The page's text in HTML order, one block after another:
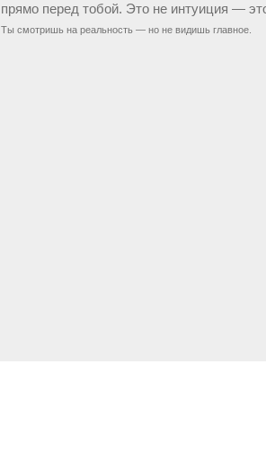
прямо перед тобой. Это не интуиция —
Ты смотришь на реальность — но не видишь главное.